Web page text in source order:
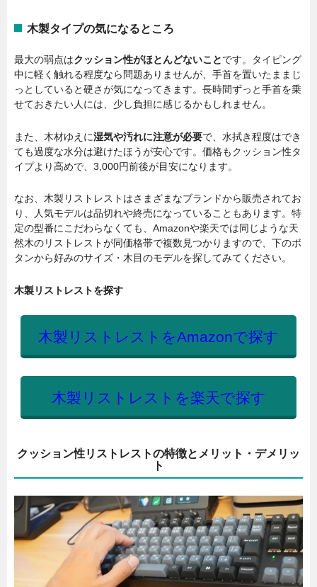
木製タイプの気になるところ
最大の弱点はクッション性がほとんどないことです。タイピング
中に軽く触れる程度なら問題ありませんが、手首を置いたままじ
っとしていると硬さが気になってきます。長時間ずっと手首を乗
せておきたい人には、少し負担に感じるかもしれません。
また、木材ゆえに湿気や汚れに注意が必要で、水拭き程度はでき
ても過度な水分は避けたほうが安心です。価格もクッション性タ
イプより高めで、3,000円前後が目安になります。
なお、木製リストレストはさまざまなブランドから販売されてお
り、人気モデルは品切れや終売になっていることもあります。特
定の型番にこだわらなくても、Amazonや楽天では同じような天
然木のリストレストが同価格帯で複数見つかりますので、下のボ
タンから好みのサイズ・木目のモデルを探してみてください。
木製リストレストを探す
木製リストレストをAmazonで探す
木製リストレストを楽天で探す
クッション性リストレストの特徴とメリット・デメリッ
ト